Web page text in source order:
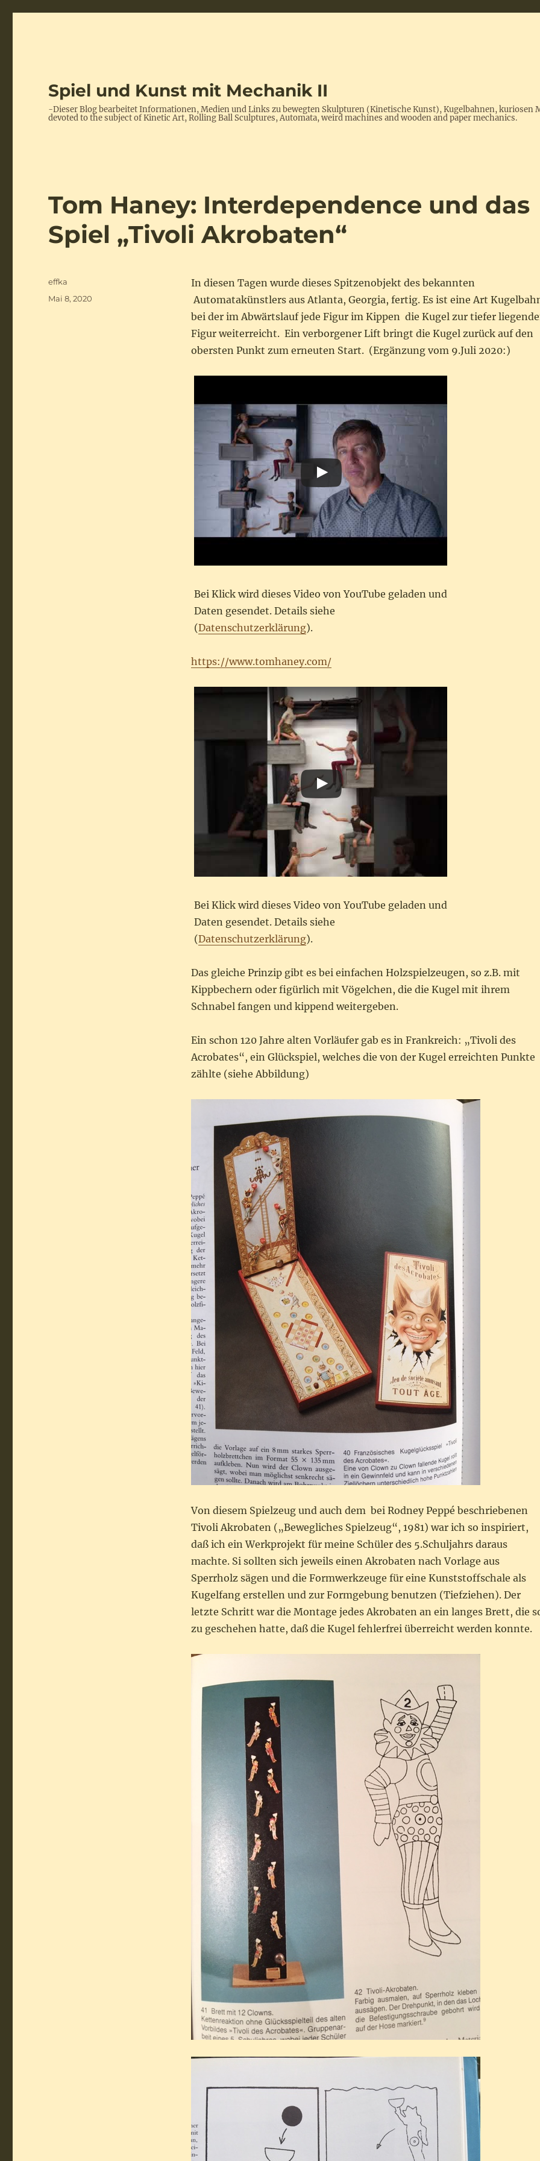
Spiel und Kunst mit Mechanik II
-Dieser Blog bearbeitet Informationen, Medien und Links zu bewegten Skulpturen (Kinetische Kunst), Kugelbahnen, kuriosen
devoted to the subject of Kinetic Art, Rolling Ball Sculptures, Automata, weird machines and wooden and paper mechanics.
Tom Haney: Interdependence und das
Spiel „Tivoli Akrobaten“
In diesen Tagen wurde dieses Spitzenobjekt des bekannten
Automatakünstlers aus Atlanta, Georgia, fertig. Es ist eine Art
bei der im Abwärtslauf jede Figur im Kippen die Kugel zur tiefer
Figur weiterreicht. Ein verborgener Lift bringt die Kugel zurück auf den
obersten Punkt zum erneuten Start. (Ergänzung vom 9.Juli 2020:)
Bei Klick wird dieses Video von YouTube geladen und
Daten gesendet. Details siehe
(Datenschutzerklärung).
https://www.tomhaney.com/
Bei Klick wird dieses Video von YouTube geladen und
Daten gesendet. Details siehe
(Datenschutzerklärung).
Das gleiche Prinzip gibt es bei einfachen Holzspielzeugen, so z.B. mit
Kippbechern oder figürlich mit Vögelchen, die die Kugel mit ihrem
Schnabel fangen und kippend weitergeben.
Ein schon 120 Jahre alten Vorläufer gab es in Frankreich: „Tivoli des
Acrobates“, ein Glückspiel, welches die von der Kugel erreichten Punkte
zählte (siehe Abbildung)
Von diesem Spielzeug und auch dem bei Rodney Peppé beschriebenen
Tivoli Akrobaten („Bewegliches Spielzeug“, 1981) war ich so inspiriert,
daß ich ein Werkprojekt für meine Schüler des 5.Schuljahrs daraus
machte. Si sollten sich jeweils einen Akrobaten nach Vorlage aus
Sperrholz sägen und die Formwerkzeuge für eine Kunststoffschale als
Kugelfang erstellen und zur Formgebung benutzen (Tiefziehen). Der
letzte Schritt war die Montage jedes Akrobaten an ein langes Brett, die
zu geschehen hatte, daß die Kugel fehlerfrei überreicht werden konnte.
Autor
effka
Veröffentlicht
Mai 8, 2020